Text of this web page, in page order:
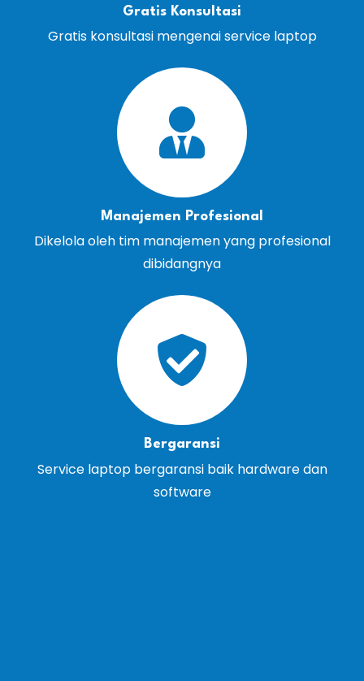
Gratis Konsultasi
Gratis konsultasi mengenai service laptop
Manajemen Profesional
Dikelola oleh tim manajemen yang profesional
dibidangnya
Bergaransi
Service laptop bergaransi baik hardware dan
software